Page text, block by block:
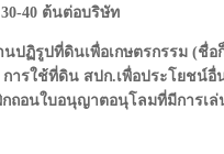
40 ต้นต่อบริษัท
ปฏิรูปที่ดินเพื่อเกษตรกรรม (ชื่อ
ารใช้ที่ดิน สปก.เพื่อประโยชน์อื่
กถอนใบอนุญาตอนุโลมที่มีการเ